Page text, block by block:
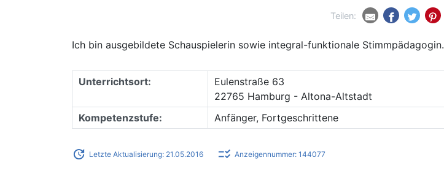
Teilen:
Ich bin ausgebildete Schauspielerin sowie integral-funktionale Stimmpädagogin.
Unterrichtsort:
Eulenstraße 63
22765 Hamburg - Altona-Altstadt
Kompetenzstufe:
Anfänger, Fortgeschrittene
update Letzte Aktualisierung: 21.05.2016 checklist_rtl Anzeigennummer: 144077